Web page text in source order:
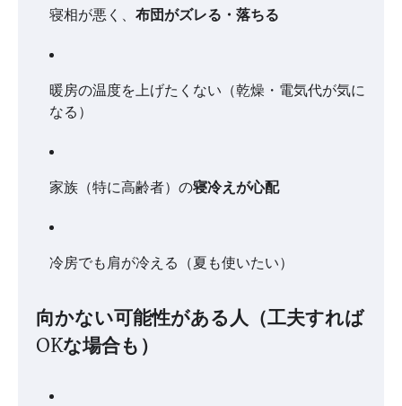
寝相が悪く、 布団がズレる・落ちる
暖房の温度を上げたくない（乾燥・電気代が気に
なる）
家族（特に高齢者）の寝冷えが心配
冷房でも肩が冷える（夏も使いたい）
向かない可能性がある人（工夫すれば
OKな場合も）